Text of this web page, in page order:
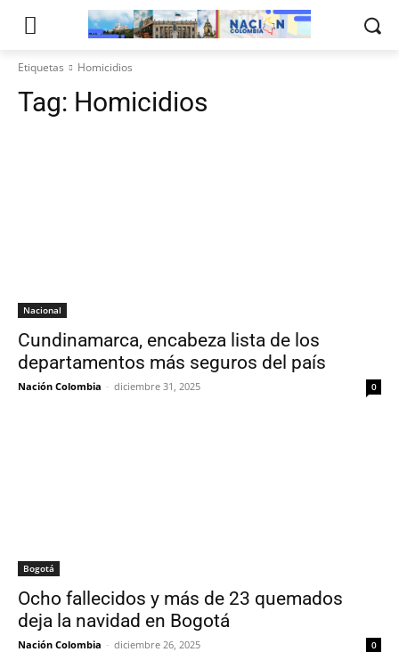
Etiquetas Homicidios
Tag: Homicidios
Nacional
Cundinamarca, encabeza lista de los
departamentos más seguros del país
Nación Colombia - diciembre 31, 2025 0
Bogotá
Ocho fallecidos y más de 23 quemados
deja la navidad en Bogotá
Nación Colombia - diciembre 26, 2025 0